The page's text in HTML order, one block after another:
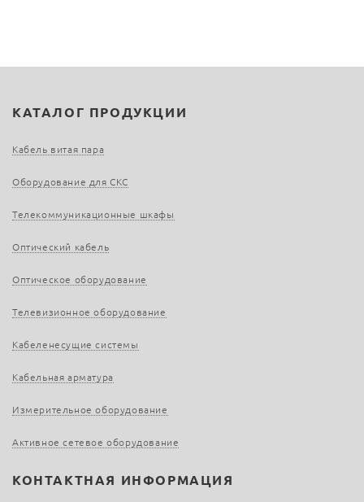
КАТАЛОГ ПРОДУКЦИИ
Кабель витая пара
Оборудование для СКС
Телекоммуникационные шкафы
Оптический кабель
Оптическое оборудование
Телевизионное оборудование
Кабеленесущие системы
Кабельная арматура
Измерительное оборудование
Активное сетевое оборудование
КОНТАКТНАЯ ИНФОРМАЦИЯ